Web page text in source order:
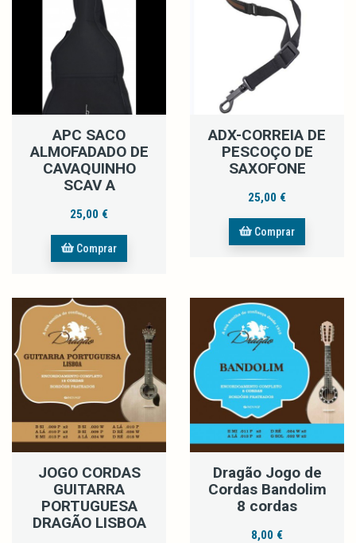
APC SACO
ALMOFADADO DE
CAVAQUINHO
SCAV A
25,00 €
Comprar
ADX-CORREIA DE
PESCOÇO DE
SAXOFONE
25,00 €
Comprar
JOGO CORDAS
GUITARRA
PORTUGUESA
DRAGÃO LISBOA
Dragão Jogo de
Cordas Bandolim
8 cordas
8,00 €